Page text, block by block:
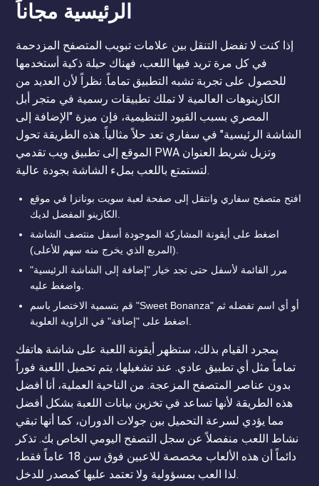
الرئيسية مجاناً
إذا كنت لا تفضل التنقل بين علامات تبويب المتصفح المزدحمة
في كل مرة تريد فيها اللعب، فهناك حيلة ذكية أستخدمها
للحصول على تجربة تشبه التطبيق تماماً. نظراً لأن العديد من
الكازينوهات العالمية لا تملك تطبيقات رسمية في متجر أبل
المصري بسبب القيود التنظيمية، فإن ميزة "الإضافة إلى
الشاشة الرئيسية" في سفاري تعد حلاً مثالياً. هذه الطريقة تحول
الموقع إلى تطبيق ويب تقدمي PWA وتزيل شريط العنوان
لتستمتع باللعب بملء الشاشة بجودة عالية.
افتح متصفح سفاري وانتقل إلى صفحة لعبة سويت بونانزا في موقع
اضغط على أيقونة المشاركة الموجودة أسفل منتصف الشاشة
مرر القائمة لأسفل حتى تجد خيار "إضافة إلى الشاشة الرئيسية"
قم بتسمية الاختصار باسم "Sweet Bonanza" أو أي اسم تفضله ثم
بمجرد القيام بذلك، ستظهر أيقونة اللعبة على شاشة هاتفك
تماماً مثل أي تطبيق عادي. عند تشغيلها، يتم تحميل اللعبة فوراً
بدون عناصر المتصفح المزعجة. من الناحية العملية، أنا أفضل
هذه الطريقة لأنها تساعد في تخزين بيانات اللعبة بشكل أفضل
مما يؤدي لسرعة التحميل بين جولات الدوران، كما أنها تبقي
نشاط اللعب منفصلاً عن سجل التصفح اليومي الخاص بك. تذكر
دائماً أن هذه الألعاب مخصصة للاعبين فوق سن 18 عاماً فقط،
لذا العب بمسؤولية ولا تعتمد عليها كمصدر للدخل.